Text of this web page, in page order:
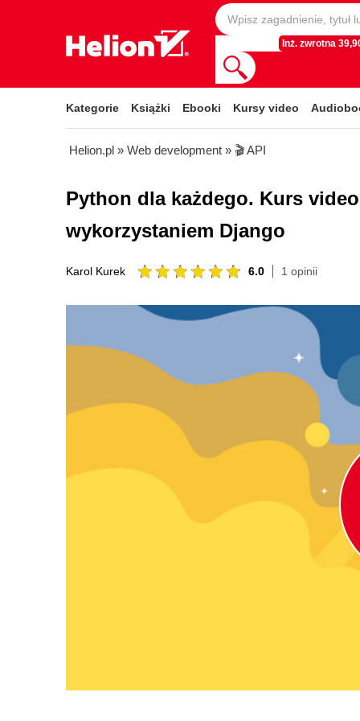
Inż. zwrotna
Kategorie Książki Ebooki Kursy video
Helion.pl » Web development » 🎬 API
Python dla każdego. Kurs
wykorzystaniem Django
Karol Kurek 6.0 1 opinii